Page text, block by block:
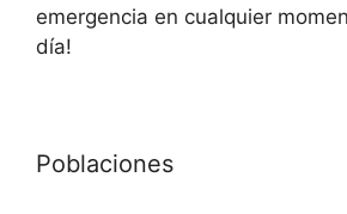
emergencia en cualquier
día!
Poblaciones